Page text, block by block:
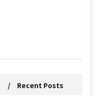
Recent Posts